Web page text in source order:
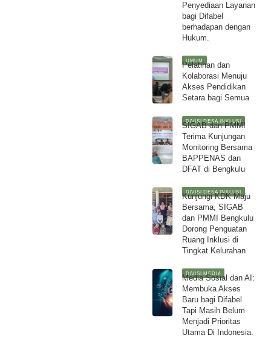
Penyediaan Layanan
bagi Difabel
berhadapan dengan
Hukum.
UMUM
Pelatihan dan
Kolaborasi Menuju
Akses Pendidikan
Setara bagi Semua
DIVISI DESA INKLUSI
SIGAB dan PMMI
Terima Kunjungan
Monitoring Bersama
BAPPENAS dan
DFAT di Bengkulu
DIVISI DESA INKLUSI
Kunjungi KDK Maju
Bersama, SIGAB
dan PMMI Bengkulu
Dorong Penguatan
Ruang Inklusi di
Tingkat Kelurahan
DIVISI MEDIA
Media Sosial dan AI:
Membuka Akses
Baru bagi Difabel
Tapi Masih Belum
Menjadi Prioritas
Utama Di Indonesia.